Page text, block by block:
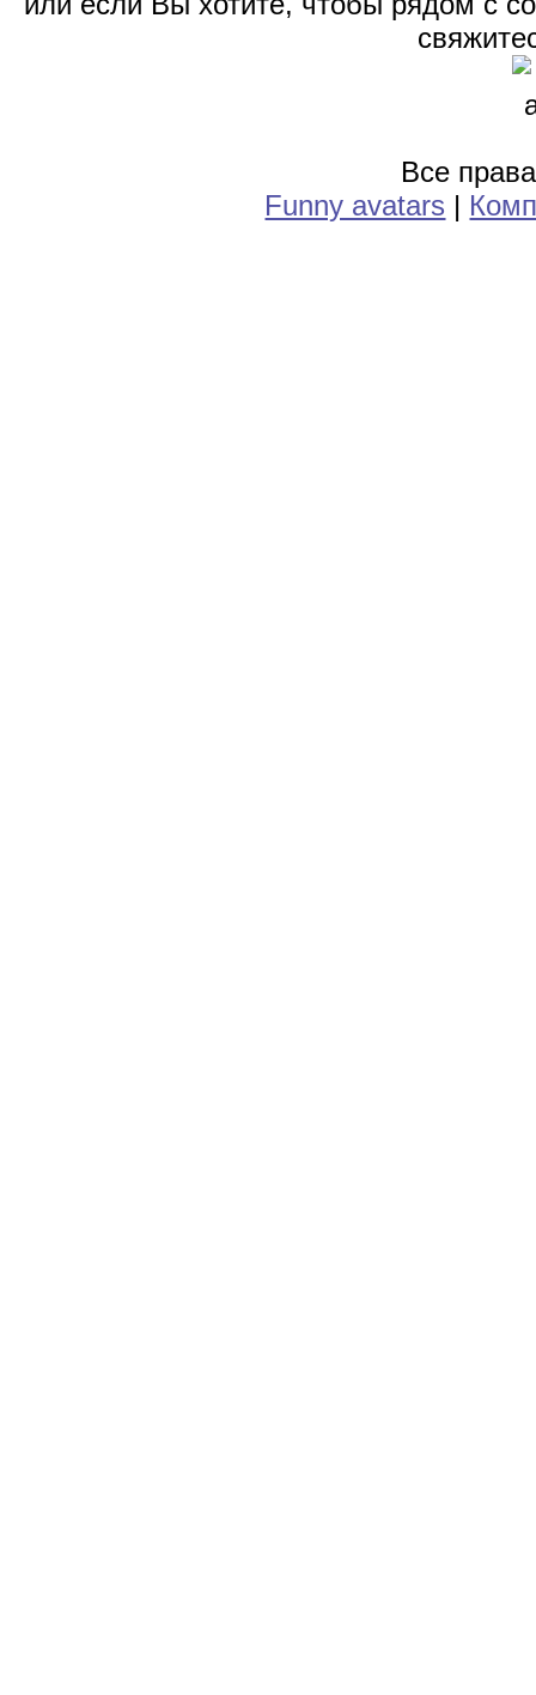
Все
Funny avatars |